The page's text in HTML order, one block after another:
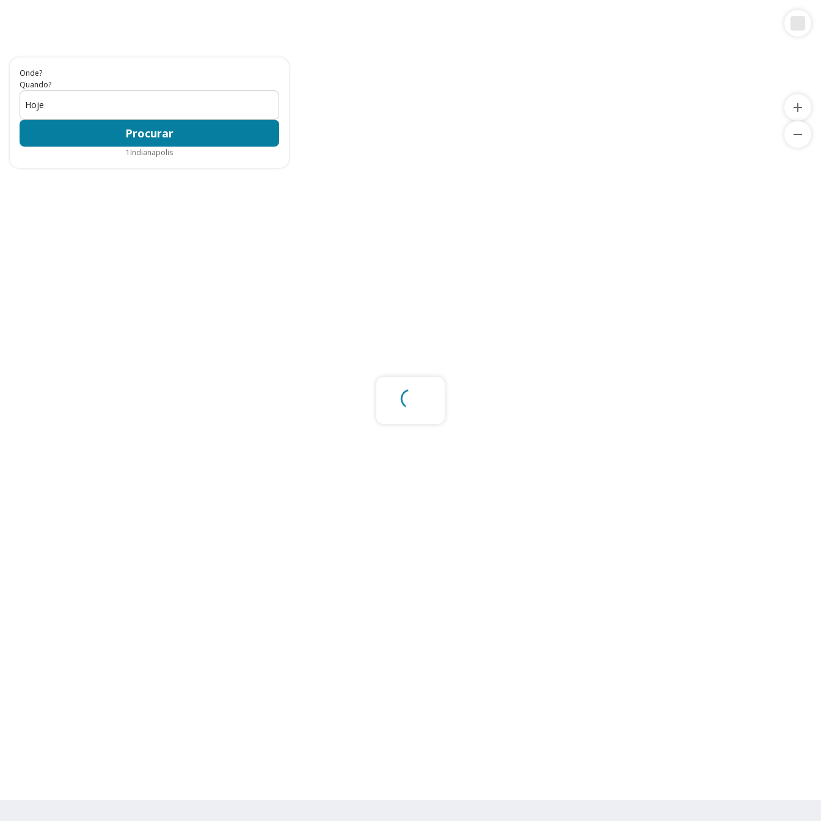
Onde?
Quando?
Hoje
Procurar
1 Indianapolis